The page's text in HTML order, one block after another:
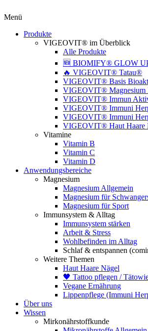
Menü
Produkte
VIGEOVIT® im Überblick
Alle Produkte
🆕 BIOMIFY® GLOW
🔥 VIGEOVIT® Tatau®
VIGEOVIT® Basis
VIGEOVIT® Magnesium
VIGEOVIT® Immun
VIGEOVIT® Immuni
VIGEOVIT® Immuni
VIGEOVIT® Haut Haare
Vitamine
Vitamin B
Vitamin C
Vitamin D
Anwendungsbereiche
Magnesium
Magnesium Allgemein
Magnesium für
Magnesium für Sport
Immunsystem & Alltag
Immunsystem stärken
Arbeit & Stress
Wohlbefinden im Alltag
Schlaf & entspannen
Weitere Themen
Haut Haare Nägel
🖤 Tattoo pflegen /
Vegane Ernährung
Lippenpflege (Immuni
Über uns
Wissen
Mirkonährstoffkunde